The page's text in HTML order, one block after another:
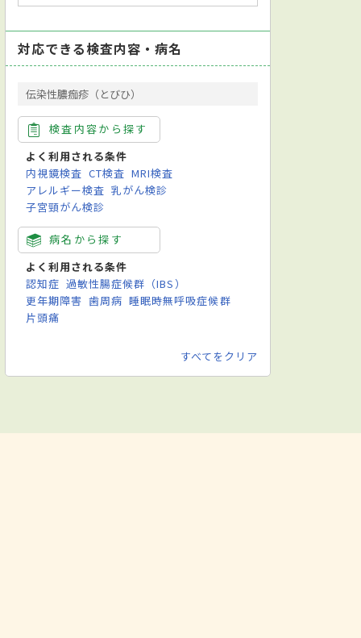
対応できる検査内容・病名
伝染性膿痂疹（とびひ）
検査内容から探す
よく利用される条件
内視鏡検査 CT検査 MRI検査
アレルギー検査 乳がん検診
子宮頸がん検診
病名から探す
よく利用される条件
認知症 過敏性腸症候群（IBS）
更年期障害 歯周病 睡眠時無呼吸症候群
片頭痛
すべてをクリア